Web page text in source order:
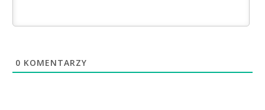
0 KOMENTARZY